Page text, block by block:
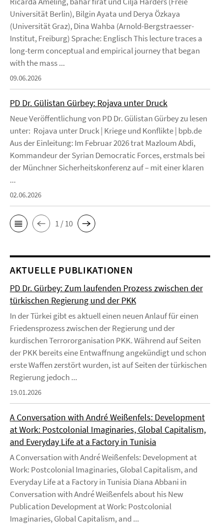
Universität Berlin), Bilgin Ayata und Derya Özkaya
(Universität Graz), Dina Wahba (Arnold-Bergstraesser-
Institut, Freiburg) Sprache: Englisch This lecture traces a
long-term conceptual and empirical journey that began
with the mass ...
09.06.2026
PD Dr. Gülistan Gürbey: Rojava unter Druck
Neue Veröffentlichung von PD Dr. Gülistan Gürbey zu lesen
unter: Rojava unter Druck | Kriege und Konflikte | bpb.de
Aus der Einleitung: Im Februar 2026 trat Mazloum Abdi,
Kommandeur der Syrian Democratic Forces, erstmals bei
der Münchner Sicherheitskonferenz auf – mit einer klaren
...
02.06.2026
1 / 10
AKTUELLE PUBLIKATIONEN
PD Dr. Gürbey: Zum laufenden Prozess zwischen der
türkischen Regierung und der PKK
In der Türkei gibt es aktuell einen neuen Anlauf für einen
Friedensprozess zwischen der Regierung und der
kurdischen Terrororganisation PKK. Während auf Seiten
der PKK bereits eine Entwaffnung angekündigt und schon
erste Waffen zerstört wurden, ist auf Seiten der türkischen
Regierung jedoch ...
19.01.2026
A Conversation with André Weißenfels: Development
at Work: Postcolonial Imaginaries, Global Capitalism,
and Everyday Life at a Factory in Tunisia
A Conversation with André Weißenfels: Development at
Work: Postcolonial Imaginaries, Global Capitalism, and
Everyday Life at a Factory in Tunisia Diana Abbani in
Conversation with André Weißenfels about his New
Publication Development at Work: Postcolonial
Imaginaries, Global Capitalism, and ...